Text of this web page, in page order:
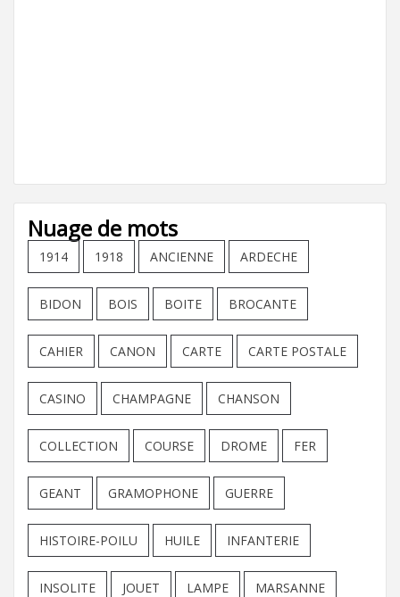
Nuage de mots
1914 1918 ANCIENNE ARDECHE
BIDON BOIS BOITE BROCANTE
CAHIER CANON CARTE CARTE POSTALE
CASINO CHAMPAGNE CHANSON
COLLECTION COURSE DROME FER
GEANT GRAMOPHONE GUERRE
HISTOIRE-POILU HUILE INFANTERIE
INSOLITE JOUET LAMPE MARSANNE